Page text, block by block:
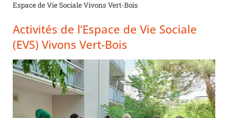
Espace de Vie Sociale Vivons Vert-Bois
Activités de l’Espace de Vie Sociale
(EVS) Vivons Vert-Bois